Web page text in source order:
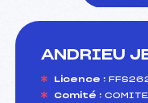
ANDRIEU
Licence :
Comité :